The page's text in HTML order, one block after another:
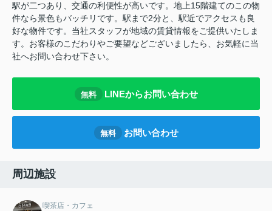
駅が二つあり、交通の利便性が高いです。地上15階建てのこの物
件なら景色もバッチリです。駅まで2分と、駅近でアクセスも良
好な物件です。当社スタッフが地域の賃貸情報をご提供いたしま
す。お客様のこだわりやご要望などございましたら、お気軽に当
社へお問い合わせ下さい。
無料 LINEからお問い合わせ
無料 お問い合わせ
周辺施設
喫茶店・カフェ